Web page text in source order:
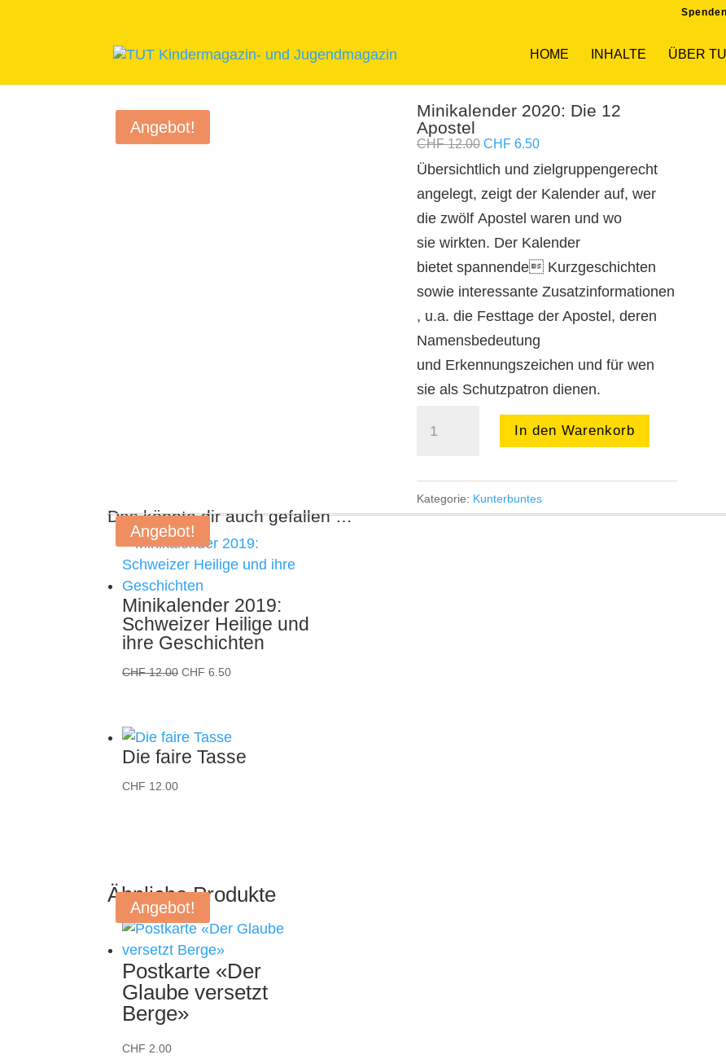
Spenden
HOME INHALTE ÜBER
Start/Kunterbuntes/ Minikalender 2020: Die 12 Apostel
Angebot!
Minikalender 2020: Die 12
Apostel
CHF12.00 Ursprünglicher
Preis
war:
CHF 12.00
CHF6.50Aktueller
Preis
ist:
CHF 6.50.
Übersichtlich und zielgruppengerecht
angelegt, zeigt der Kalender auf, wer
die zwölf Apostel waren und wo
sie wirkten. Der Kalender
bietet spannende Kurzgeschichten
sowie interessante Zusatzinformationen
, u.a. die Festtage der Apostel, deren
Namensbedeutung
und Erkennungszeichen und für wen
sie als Schutzpatron dienen.
12
Apostel
In den Warenkorb
Kategorie: Kunterbuntes
Das könnte dir auch gefallen …
Angebot!
Minikalender 2019:
Schweizer Heilige und
ihre Geschichten
CHF12.00 Ursprünglicher
CHF 12.00
CHF 6.50Aktueller
CHF 6.50.
Die faire Tasse
CHF 12.00
Ähnliche Produkte
Postkarte «Der
Glaube versetzt
Berge»
CHF 2.00
Angebot!